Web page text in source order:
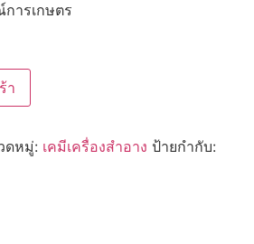
ารเกษตร
า
ดหมู่: เคมีเครื่องสำอาง ป้ายกำกับ: